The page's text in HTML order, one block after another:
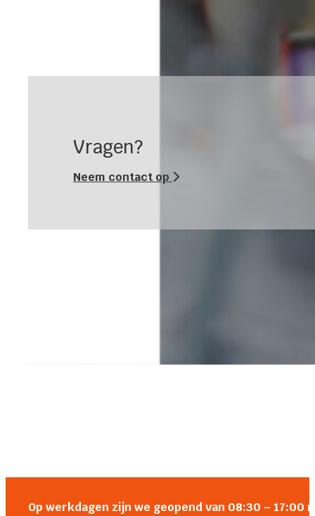
Vragen?
Neem contact op
Op werkdagen zijn we geopend van 08:30 –